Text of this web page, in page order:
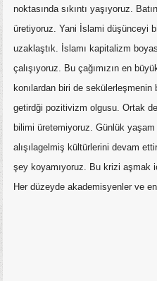
noktasında sıkıntı yaşıyoruz.
üretiyoruz. Yani İslami düşünceyi
uzaklaştık. İslamı kapitalizm
çalışıyoruz. Bu çağımızın en
konılardan biri de sekülerleşmenin
getirdği pozitivizm olgusu. Ortak
bilimi üretemiyoruz. Günlük
alışılagelmiş kültürlerini devam
şey koyamıyoruz. Bu krizi aşmak
Her düzeyde akademisyenler ve